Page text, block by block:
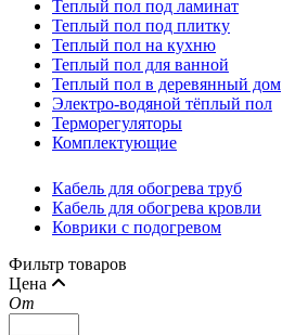
Теплый пол под ламинат
Теплый пол под плитку
Теплый пол на кухню
Теплый пол для ванной
Теплый пол в деревянный дом
Электро-водяной тёплый пол
Терморегуляторы
Комплектующие
Кабель для обогрева труб
Кабель для обогрева кровли
Коврики с подогревом
Фильтр товаров
Цена
От